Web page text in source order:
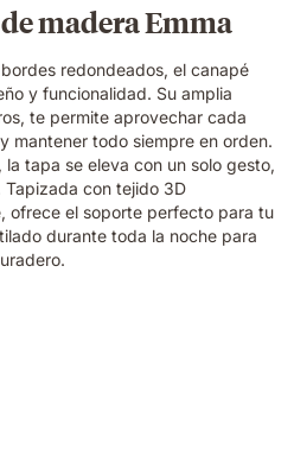
madera Emma
redondeados, el canapé
y funcionalidad. Su amplia
te permite aprovechar cada
mantener todo siempre en orden.
tapa se eleva con un solo gesto,
con tejido 3D
ofrece el soporte perfecto para tu
durante toda la noche para